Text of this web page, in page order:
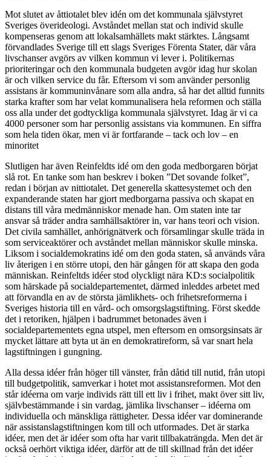
Mot slutet av åttiotalet blev idén om det kommunala självstyret
Sveriges överideologi. Avståndet mellan stat och individ skulle
kompenseras genom att lokalsamhällets makt stärktes. Långsamt
förvandlades Sverige till ett slags Sveriges Förenta Stater, där våra
livschanser avgörs av vilken kommun vi lever i. Politikernas
prioriteringar och den kommunala budgeten avgör idag hur skolan
är och vilken service du får. Eftersom vi som använder personlig
assistans är kommuninvånare som alla andra, så har det alltid funnits
starka krafter som har velat kommunalisera hela reformen och ställa
oss alla under det godtyckliga kommunala självstyret. Idag är vi ca
4000 personer som har personlig assistans via kommunen. En siffra
som hela tiden ökar, men vi är fortfarande – tack och lov – en
minoritet
Slutligen har även Reinfeldts idé om den goda medborgaren börjat
slå rot. En tanke som han beskrev i boken ”Det sovande folket”,
redan i början av nittiotalet. Det generella skattesystemet och den
expanderande staten har gjort medborgarna passiva och skapat en
distans till våra medmänniskor menade han. Om staten inte tar
ansvar så träder andra samhällsaktörer in, var hans teori och vision.
Det civila samhället, anhörignätverk och församlingar skulle träda in
som serviceaktörer och avståndet mellan människor skulle minska.
Liksom i socialdemokratins idé om den goda staten, så används våra
liv återigen i en större utopi, den här gången för att skapa den goda
människan. Reinfeltds idéer stod olyckligt nära KD:s socialpolitik
som härskade på socialdepartementet, därmed inleddes arbetet med
att förvandla en av de största jämlikhets- och frihetsreformerna i
Sveriges historia till en vård- och omsorgslagstiftning. Först skedde
det i retoriken, hjälpen i badrummet betonades även i
socialdepartementets egna utspel, men eftersom en omsorgsinsats är
mycket lättare att byta ut än en demokratireform, så var snart hela
lagstiftningen i gungning.
Alla dessa idéer från höger till vänster, från dåtid till nutid, från utopi
till budgetpolitik, samverkar i hotet mot assistansreformen. Mot den
står idéerna om varje individs rätt till ett liv i frihet, makt över sitt liv,
självbestämmande i sin vardag, jämlika livschanser – idéerna om
individuella och mänskliga rättigheter. Dessa idéer var dominerande
när assistanslagstiftningen kom till och utformades. Det är starka
idéer, men det är idéer som ofta har varit tillbakaträngda. Men det är
också oerhört viktiga idéer, därför att de till skillnad från det idéer